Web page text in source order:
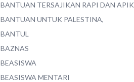
BANTUAN TERSAJIKAN RAPI DAN APIK
BANTUAN UNTUK PALESTINA,
BANTUL
BAZNAS
BEASISWA
BEASISWA MENTARI